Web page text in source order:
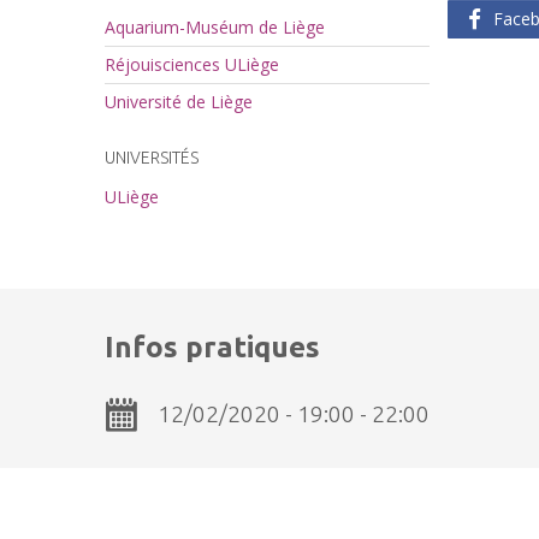
Aquarium-Muséum de Liège
Réjouisciences ULiège
Université de Liège
UNIVERSITÉS
ULiège
Infos pratiques
12/02/2020 - 19:00 - 22:00